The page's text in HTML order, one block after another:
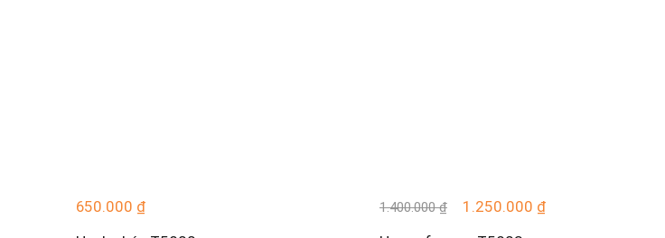
650.000 ₫
1.400.000₫ 1.250.000 ₫